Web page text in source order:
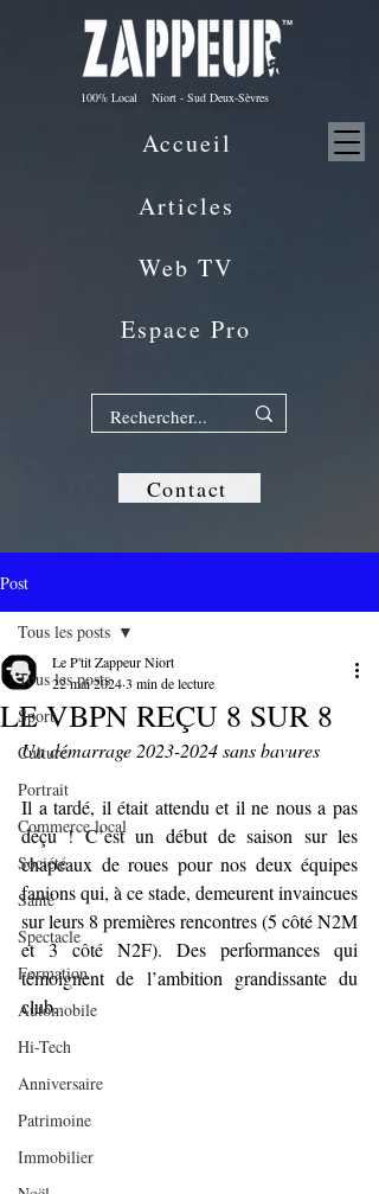
100% Local Niort - Sud Deux-Sèvres
Contact
Articles
Web TV
Espace Pro
Accueil
Post
Tous les posts
Sport
Culture
Portrait
Commerce local
Société
Santé
Spectacle
Formation
Automobile
Hi-Tech
Anniversaire
Patrimoine
Immobilier
Tous les posts
LE VBPN REÇU 8 SUR 8
Le P'tit Zappeur Niort
22 mai 20243 min de lecture
Un démarrage 2023-2024 sans bavures
Il a tardé, il était attendu et il ne nous a pas
déçu ! C’est un début de saison sur les
chapeaux de roues pour nos deux équipes
fanions qui, à ce stade, demeurent invaincues
sur leurs 8 premières rencontres (5 côté N2M
et 3 côté N2F). Des performances qui
témoignent de l’ambition grandissante du
club.